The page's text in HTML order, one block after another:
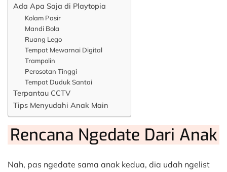
Ada Apa Saja di Playtopia
Kolam Pasir
Mandi Bola
Ruang Lego
Tempat Mewarnai Digital
Trampolin
Perosotan Tinggi
Tempat Duduk Santai
Terpantau CCTV
Tips Menyudahi Anak Main
Rencana Ngedate Dari Anak
Nah, pas ngedate sama anak kedua, dia udah ngelist